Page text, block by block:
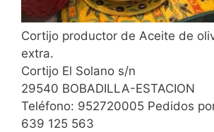
Cortijo productor de Aceite de
extra.
Cortijo El Solano s/n
29540 BOBADILLA-ESTACION
Teléfono: 952720005 Pedidos
639 125 563